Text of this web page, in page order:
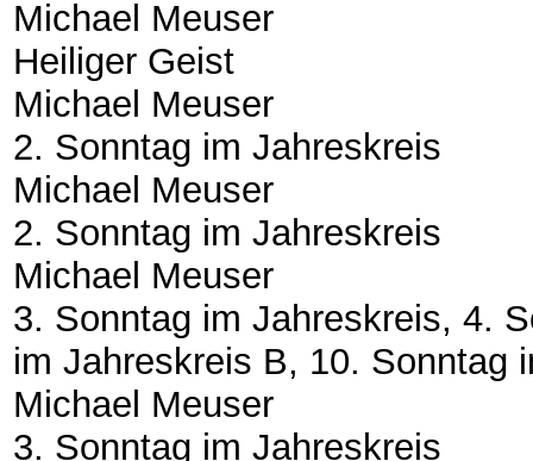
Michael Meuser
Heiliger Geist
Michael Meuser
2. Sonntag im Jahreskreis
Michael Meuser
2. Sonntag im Jahreskreis
Michael Meuser
3. Sonntag im Jahreskreis, 4.
im Jahreskreis B, 10. Sonntag
Michael Meuser
3. Sonntag im Jahreskreis